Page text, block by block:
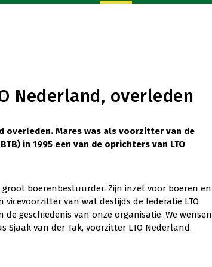
Nederland, overleden
overleden. Mares was als voorzitter van de
in 1995 een van de oprichters van LTO
boerenbestuurder. Zijn inzet voor boeren en
van wat destijds de federatie LTO
geschiedenis van onze organisatie. We wensen
van der Tak, voorzitter LTO Nederland.